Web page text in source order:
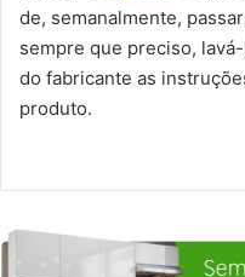
de, semanalmente,
sempre que preciso,
do fabricante as
produto.